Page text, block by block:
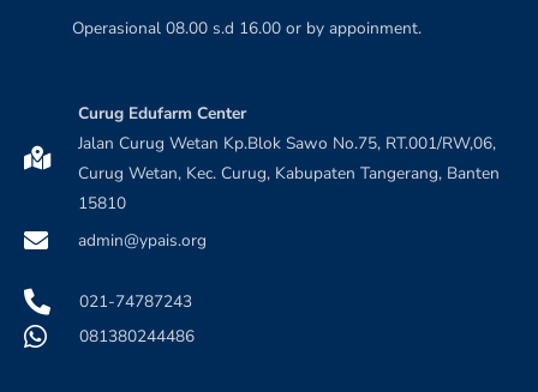
Operasional 08.00 s.d 16.00 or by appoinment.
Curug Edufarm Center
Jalan Curug Wetan Kp.Blok Sawo No.75, RT.001/RW,06,
Curug Wetan, Kec. Curug, Kabupaten Tangerang, Banten
15810
admin@ypais.org
021-74787243
081380244486